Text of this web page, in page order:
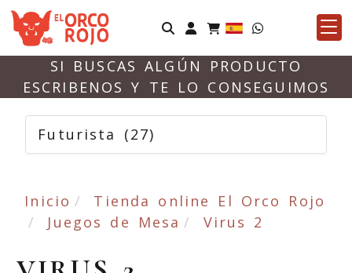
Identifícate
SI BUSCAS ALGÚN PRODUCTO
ESCRIBENOS Y TE LO CONSEGUIMOS
Futurista (27)
Inicio
Tienda online El Orco Rojo
Juegos de Mesa
Virus 2